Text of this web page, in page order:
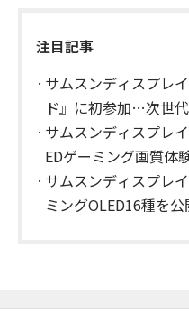
注目記事
サムスンディスプレ
ド』に初参加…次世
サムスンディスプレ
EDゲーミング画質体
サムスンディスプレ
ミングOLED16種を公